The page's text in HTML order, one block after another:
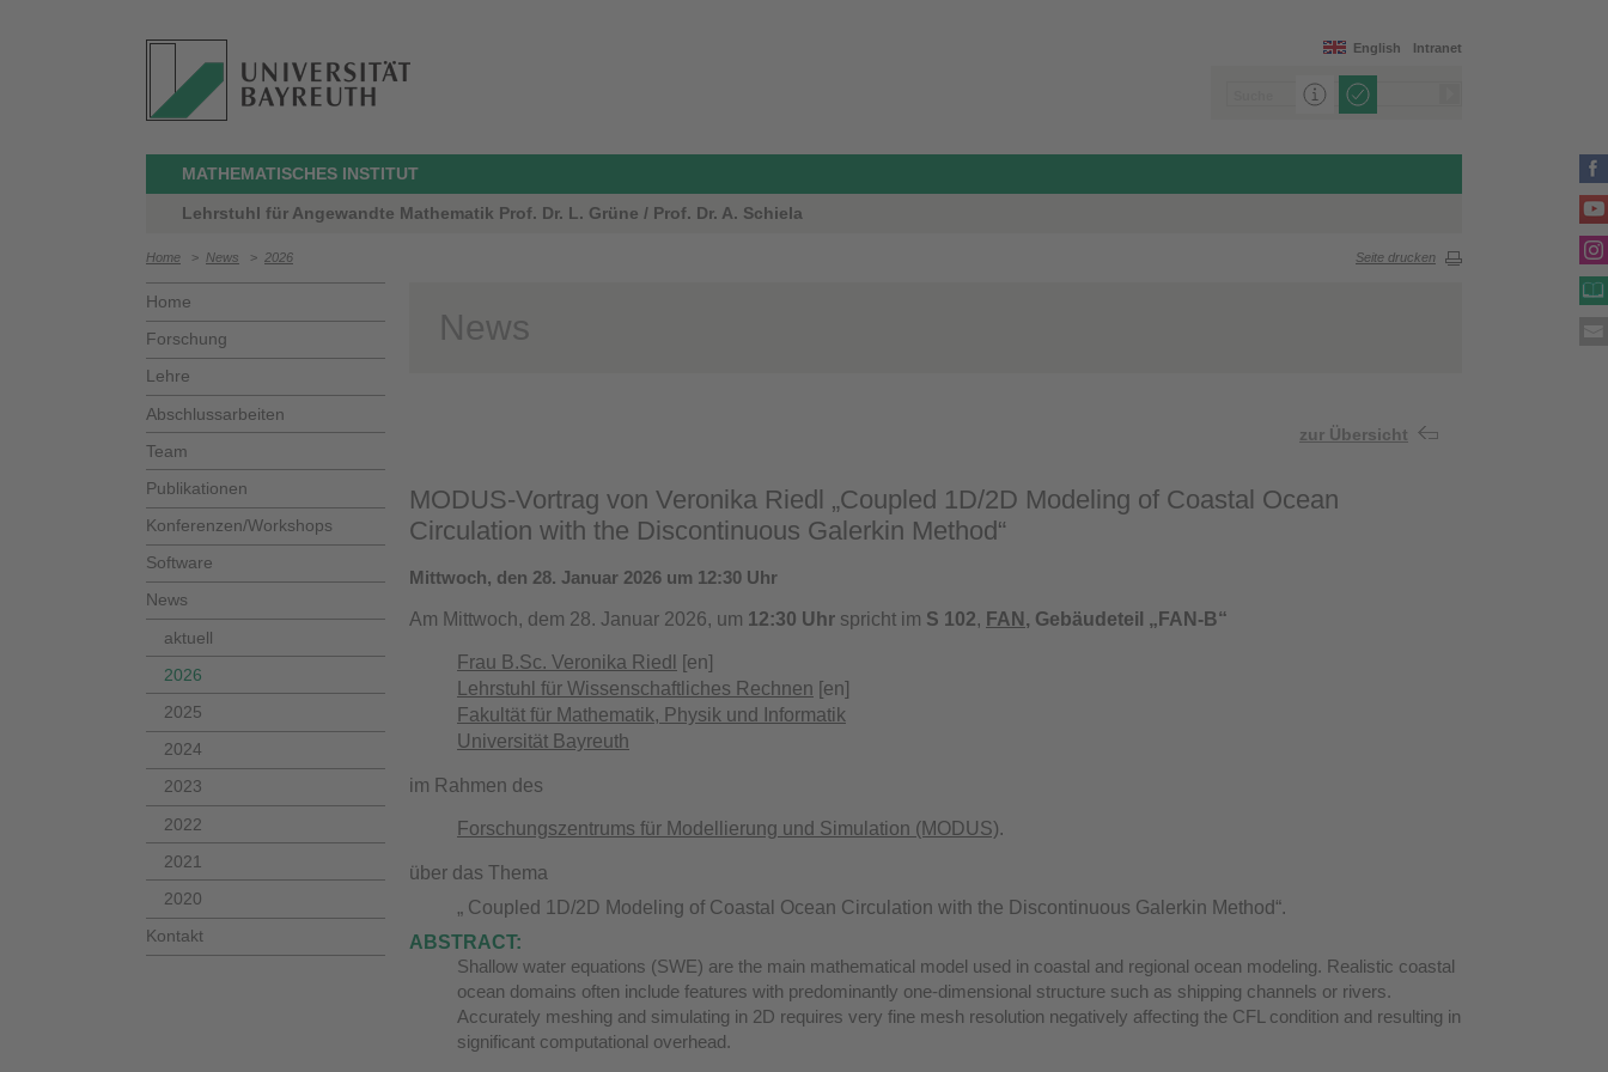
Intranet
English
MATHEMATISCHES INSTITUT
Lehrstuhl für Angewandte Mathematik Prof. Dr. L. Grüne / Prof. Dr. A. Schiela
Home > News > 2026 Seite drucken
Home
Forschung
Lehre
Abschlussarbeiten
Team
Publikationen
Konferenzen/Workshops
Software
News
aktuell
2026
2025
2024
2023
2022
2021
2020
Kontakt
News
zur Übersicht
MODUS-Vortrag von Veronika Riedl „Coupled 1D/2D Modeling of Coastal Ocean
Circulation with the Discontinuous Galerkin Method“
Mittwoch, den 28. Januar 2026 um 12:30 Uhr
Am Mittwoch, dem 28. Januar 2026, um 12:30 Uhr spricht im S 102, FAN , Gebäudeteil „FAN-B“
Frau B.Sc. Veronika Riedl
[en]
Lehrstuhl für Wissenschaftliches Rechnen [en]
Fakultät für Mathematik, Physik und Informatik
Universität Bayreuth
im Rahmen des
Forschungszentrums für Modellierung und Simulation (MODUS).
über das Thema
„ Coupled 1D/2D Modeling of Coastal Ocean Circulation with the Discontinuous Galerkin Method“.
ABSTRACT:
Shallow water equations (SWE) are the main mathematical model used in coastal and regional ocean modeling. Realistic coastal
ocean domains often include features with predominantly one-dimensional structure such as shipping channels or rivers.
Accurately meshing and simulating in 2D requires very fine mesh resolution negatively affecting the CFL condition and resulting in
significant computational overhead.